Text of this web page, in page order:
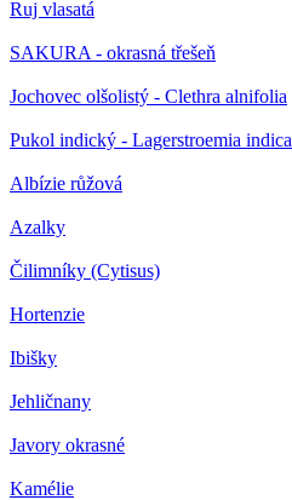
Ruj vlasatá
SAKURA - okrasná třešeň
Jochovec olšolistý - Clethra alnifolia
Pukol indický - Lagerstroemia indica
Albízie růžová
Azalky
Čilimníky (Cytisus)
Hortenzie
Ibišky
Jehličnany
Javory okrasné
Kamélie